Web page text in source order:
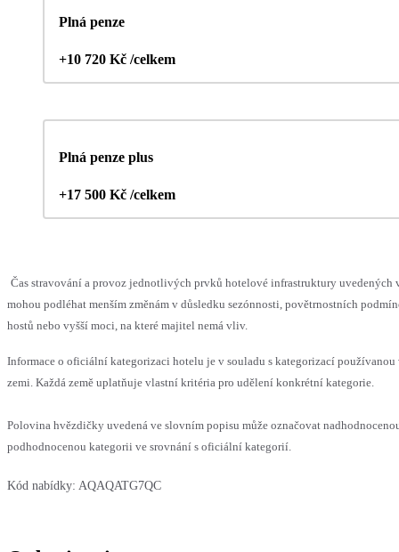
Plná penze
+10 720 Kč /celkem
Plná penze plus
+17 500 Kč /celkem
Čas stravování a provoz jednotlivých prvků hotelové infrastruktury uvedených
mohou podléhat menším změnám v důsledku sezónnosti, povětrnostních
hostů nebo vyšší moci, na které majitel nemá vliv.
Informace o oficiální kategorizaci hotelu je v souladu s kategorizací používanou
zemi. Každá země uplatňuje vlastní kritéria pro udělení konkrétní kategorie.
Polovina hvězdičky uvedená ve slovním popisu může označovat
podhodnocenou kategorii ve srovnání s oficiální kategorií.
Kód nabídky: AQAQATG7QC